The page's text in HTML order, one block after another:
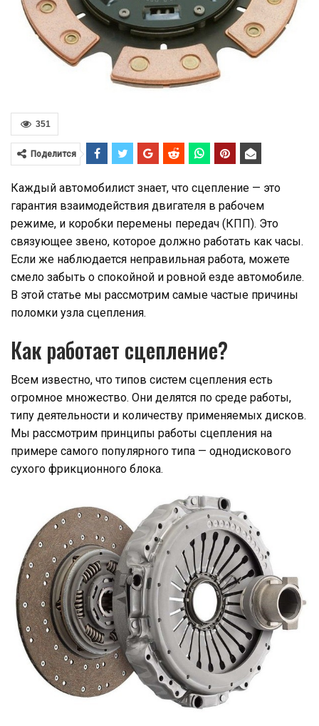
351
Поделится
Каждый автомобилист знает, что сцепление — это
гарантия взаимодействия двигателя в рабочем
режиме, и коробки перемены передач (КПП). Это
связующее звено, которое должно работать как часы.
Если же наблюдается неправильная работа, можете
смело забыть о спокойной и ровной езде автомобиле.
В этой статье мы рассмотрим самые частые причины
поломки узла сцепления.
Как работает сцепление?
Всем известно, что типов систем сцепления есть
огромное множество. Они делятся по среде работы,
типу деятельности и количеству применяемых дисков.
Мы рассмотрим принципы работы сцепления на
примере самого популярного типа — однодискового
сухого фрикционного блока.